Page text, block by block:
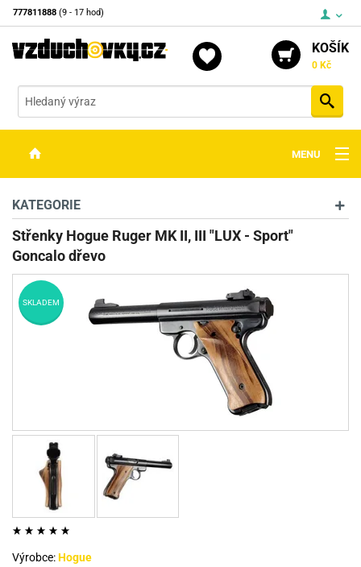
777811888 (9 - 17 hod)
KOŠÍK
0 Kč
MENU
OPTIKA
STŘELIVO
PŘÍSLUŠENSTVÍ
DETEKTORY KOVŮ
KATEGORIE
Střenky Hogue Ruger MK II, III "LUX - Sport"
Goncalo dřevo
SKLADEM
Výrobce:Hogue